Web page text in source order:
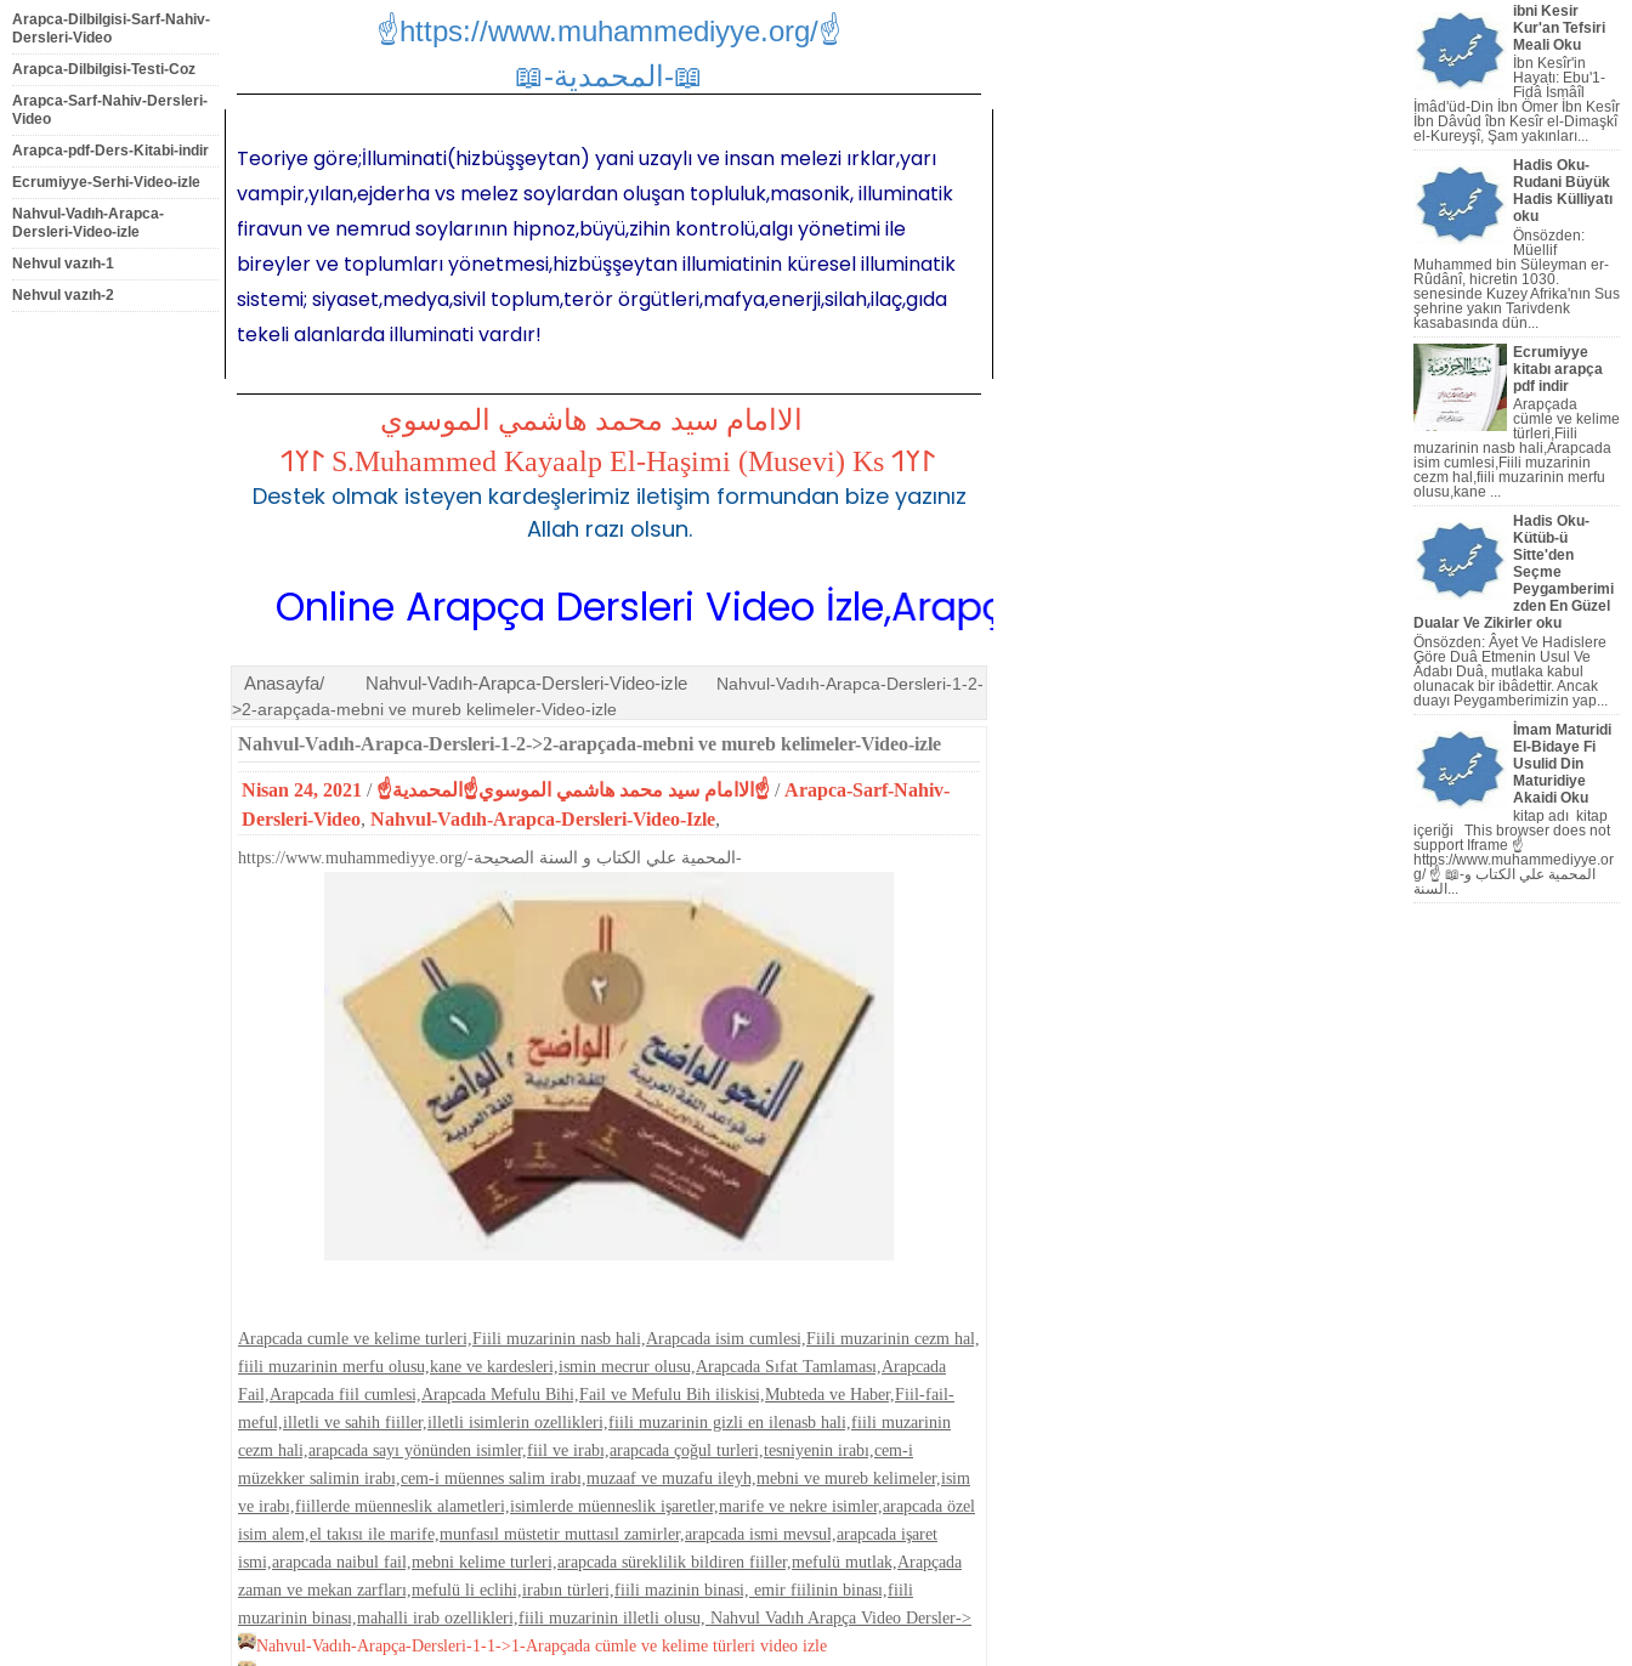
☝https://www.muhammediyye.org/☝
📖-المحمدية-📖
Teoriye göre;İlluminati(hizbüşşeytan) yani uzaylı ve insan melezi ırklar,yarı
vampir,yılan,ejderha vs melez soylardan oluşan topluluk,masonik, illuminatik
firavun ve nemrud soylarının hipnoz,büyü,zihin kontrolü,algı yönetimi ile
bireyler ve toplumları yönetmesi,hizbüşşeytan illumiatinin küresel illuminatik
sistemi; siyaset,medya,sivil toplum,terör örgütleri,mafya,enerji,silah,ilaç,gıda
tekeli alanlarda illuminati vardır!
الاامام سيد محمد هاشمي الموسوي
𐰃𐰠𐰯 S.Muhammed Kayaalp El-Haşimi (Musevi) Ks 𐰃𐰠𐰯
Destek olmak isteyen kardeşlerimiz iletişim formundan bize yazınız
Allah razı olsun.
Online Arapça Dersleri Video İzle,Arapça Sarf,Arapça Nahiv Video,Arapça
Anasayfa/ Nahvul-Vadıh-Arapca-Dersleri-Video-izle
Nahvul-Vadıh-Arapca-Dersleri-1-2-
>2-arapçada-mebni ve mureb kelimeler-Video-izle
Nahvul-Vadıh-Arapca-Dersleri-1-2->2-arapçada-mebni ve mureb kelimeler-Video-izle
Nisan 24, 2021 / ☝الاامام سيد محمد هاشمي الموسوي☝المحمدية☝ / Arapca-Sarf-Nahiv-
Dersleri-Video, Nahvul-Vadıh-Arapca-Dersleri-Video-Izle,
https://www.muhammediyye.org/-المحمية علي الكتاب و السنة الصحيحة-
Arapcada cumle ve kelime turleri,Fiili muzarinin nasb hali,Arapcada isim cumlesi,Fiili muzarinin cezm hal,
fiili muzarinin merfu olusu,kane ve kardesleri,ismin mecrur olusu,Arapcada Sıfat Tamlaması,Arapcada
Fail,Arapcada fiil cumlesi,Arapcada Mefulu Bihi,Fail ve Mefulu Bih iliskisi,Mubteda ve Haber,Fiil-fail-
meful,illetli ve sahih fiiller,illetli isimlerin ozellikleri,fiili muzarinin gizli en ilenasb hali,fiili muzarinin
cezm hali,arapcada sayı yönünden isimler,fiil ve irabı,arapcada çoğul turleri,tesniyenin irabı,cem-i
müzekker salimin irabı,cem-i müennes salim irabı,muzaaf ve muzafu ileyh,mebni ve mureb kelimeler,isim
ve irabı,fiillerde müenneslik alametleri,isimlerde müenneslik işaretler,marife ve nekre isimler,arapcada özel
isim alem,el takısı ile marife,munfasıl müstetir muttasıl zamirler,arapcada ismi mevsul,arapcada işaret
ismi,arapcada naibul fail,mebni kelime turleri,arapcada süreklilik bildiren fiiller,mefulü mutlak,Arapçada
zaman ve mekan zarfları,mefulü li eclihi,irabın türleri,fiili mazinin binasi, emir fiilinin binası,fiili
muzarinin binası,mahalli irab ozellikleri,fiili muzarinin illetli olusu, Nahvul Vadıh Arapça Video Dersler->
Nahvul-Vadıh-Arapça-Dersleri-1-1->1-Arapçada cümle ve kelime türleri video izle
Arapca-Dilbilgisi-Sarf-Nahiv-
Dersleri-Video
Arapca-Dilbilgisi-Testi-Coz
Arapca-Sarf-Nahiv-Dersleri-
Video
Arapca-pdf-Ders-Kitabi-indir
Ecrumiyye-Serhi-Video-izle
Nahvul-Vadıh-Arapca-
Dersleri-Video-izle
Nehvul vazıh-1
Nehvul vazıh-2
ibni Kesir
Kur'an Tefsiri
Meali Oku
İbn Kesîr'in
Hayatı: Ebu'1-
Fidâ İsmâîl
İmâd'üd-Din İbn Ömer İbn Kesîr
İbn Dâvûd îbn Kesîr el-Dimaşkî
el-Kureyşî, Şam yakınları...
Hadis Oku-
Rudani Büyük
Hadis Külliyatı
oku
Önsözden:
Müellif
Muhammed bin Süleyman er-
Rûdânî, hicretin 1030.
senesinde Kuzey Afrika'nın Sus
şehrine yakın Tarivdenk
kasabasında dün...
Ecrumiyye
kitabı arapça
pdf indir
Arapçada
cümle ve kelime
türleri,Fiili
muzarinin nasb hali,Arapcada
isim cumlesi,Fiili muzarinin
cezm hal,fiili muzarinin merfu
olusu,kane ...
Hadis Oku-
Kütüb-ü
Sitte'den
Seçme
Peygamberimi
zden En Güzel
Dualar Ve Zikirler oku
Önsözden: Âyet Ve Hadislere
Göre Duâ Etmenin Usul Ve
Âdabı Duâ, mutlaka kabul
olunacak bir ibâdettir. Ancak
duayı Peygamberi­mizin yap...
İmam Maturidi
El-Bidaye Fi
Usulid Din
Maturidiye
Akaidi Oku
kitap adı kitap
içeriği This browser does not
support Iframe ☝
https://www.muhammediyye.or
g/ ☝ 📖-المحمية علي الكتاب و
السنة...